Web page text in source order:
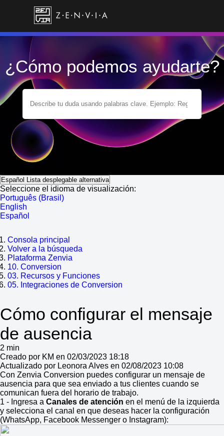
¿Cómo podemos ayudarte?
Español Lista desplegable alternativa
Seleccione el idioma de visualización:
Português (Brasil)
English
Español
Consola principal
Volver a la búsqueda
Plataforma Zenvia
10. Conversion
03. Recursos y Funciones
05. Integraciones de Conversion
Cómo configurar el mensaje
de ausencia
2 min
Creado por KM en 02/03/2023 18:18
Actualizado por Leonora Alves en 02/08/2023 10:08
Con Zenvia Conversion puedes configurar un mensaje de
ausencia para que sea enviado a tus clientes cuando se
comunican fuera del horario de trabajo.
1 - Ingresa a Canales de atención en el menú de la izquierda
y selecciona el canal en que deseas hacer la configuración
(WhatsApp, Facebook Messenger o Instagram):